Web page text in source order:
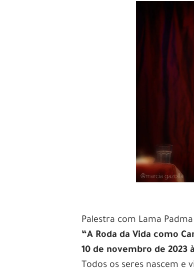
Palestra com Lama
“A Roda da Vida como
10 de novembro de 2023
Todos os seres nascem e